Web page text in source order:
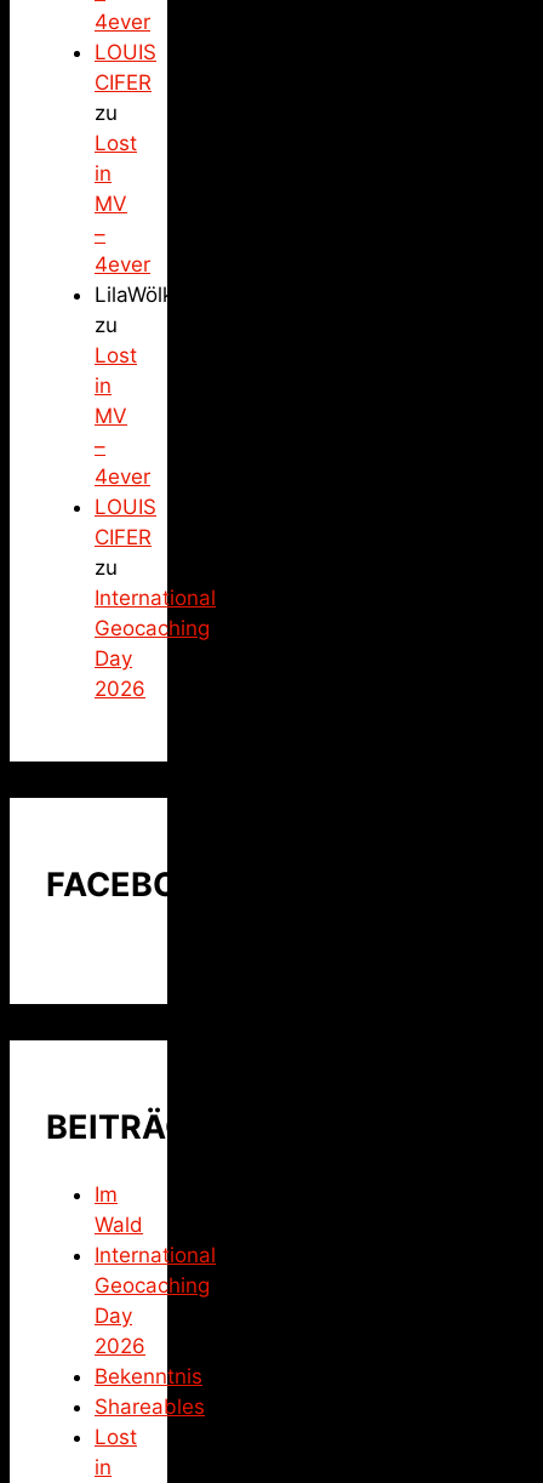
4ever
LOUIS
CIFER
zu
Lost
in
MV
–
4ever
LilaWölkchen
zu
Lost
in
MV
–
4ever
LOUIS
CIFER
zu
International
Geocaching
Day
2026
FACEBOOK
BEITRÄGE
Im
Wald
International
Geocaching
Day
2026
Bekenntnis
Shareables
Lost
in